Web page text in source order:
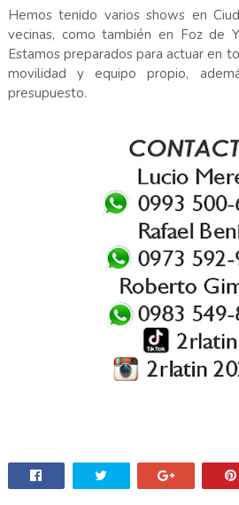
Hemos tenido varios shows en
vecinas, como también en Foz de
Estamos preparados para actuar en
movilidad y equipo propio,
presupuesto.